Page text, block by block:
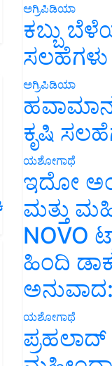
ಅಗ್ರಿಪಿಡಿಯಾ
ಕಬ್ಬು
ಸಲಹೆಗಳು
ಅಗ್ರಿಪಿಡಿಯಾ
ಕೃಷಿ
ಯಶೋಗಾಥೆ
ಇದೋ
ಮತ್ತು
NOVO
ಹಿಂದಿ
ಅನುವಾದ:
ಯಶೋಗಾಥೆ
ಪ್ರಹಲಾದ್